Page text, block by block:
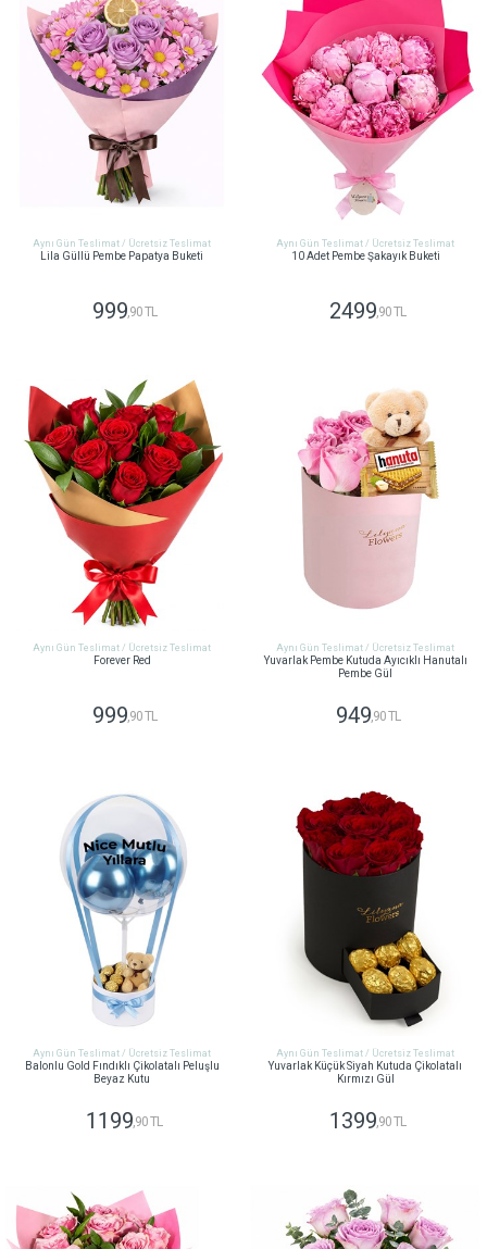
Aynı Gün Teslimat / Ücretsiz Teslimat
Lila Güllü Pembe Papatya Buketi
999,90 TL
Aynı Gün Teslimat / Ücretsiz Teslimat
10 Adet Pembe Şakayık Buketi
2499,90 TL
Aynı Gün Teslimat / Ücretsiz Teslimat
Forever Red
999,90 TL
Aynı Gün Teslimat / Ücretsiz Teslimat
Yuvarlak Pembe Kutuda Ayıcıklı Hanutalı
Pembe Gül
949,90 TL
Aynı Gün Teslimat / Ücretsiz Teslimat
Balonlu Gold Fındıklı Çikolatalı Peluşlu
Beyaz Kutu
1199 ,90 TL
Aynı Gün Teslimat / Ücretsiz Teslimat
Yuvarlak Küçük Siyah Kutuda Çikolatalı
Kırmızı Gül
1399 ,90 TL